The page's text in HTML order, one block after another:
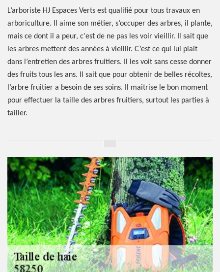
L’arboriste HJ Espaces Verts est qualifié pour tous travaux en
arboriculture. Il aime son métier, s’occuper des arbres, il plante,
mais ce dont il a peur, c'est de ne pas les voir vieillir. Il sait que
les arbres mettent des années à vieillir. C’est ce qui lui plait
dans l’entretien des arbres fruitiers. Il les voit sans cesse donner
des fruits tous les ans. Il sait que pour obtenir de belles récoltes,
l’arbre fruitier a besoin de ses soins. Il maitrise le bon moment
pour effectuer la taille des arbres fruitiers, surtout les parties à
tailler.